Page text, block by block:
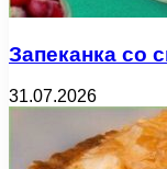
Запеканка со
31.07.2026